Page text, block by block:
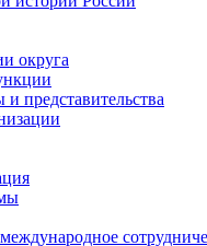
округа
представительства